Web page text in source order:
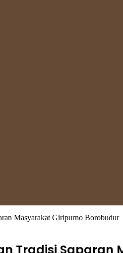
Masyarakat Giripurno Borobudur